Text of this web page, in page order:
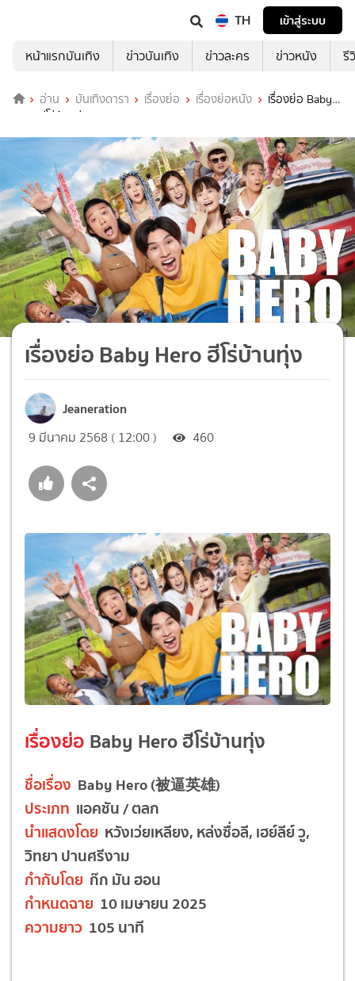
TH
เข้าสู่ระบบ
หน้าแรกบันเทิง
ข่าวบันเทิง ข่าวละคร ข่าวหนัง รี
อ่าน บันเทิงดารา เรื่องย่อ เรื่องย่อหนัง
เรื่องย่อ Baby
Hero ฮีโร่บ้านทุ่ง
เรื่องย่อ Baby Hero ฮีโร่บ้านทุ่ง
Jeaneration
9 มีนาคม 2568 ( 12:00 ) 460
เรื่องย่อ Baby Hero ฮีโร่บ้านทุ่ง
ชื่อเรื่อง Baby Hero (被逼英雄)
ประเภท แอคชัน / ตลก
นำแสดงโดย หวังเว่ยเหลียง, หล่งซื่อลี, เฮย์ลีย์ วู,
วิทยา ปานศรีงาม
กำกับโดย ก๊ก มัน ฮอน
กำหนดฉาย 10 เมษายน 2025
ความยาว 105 นาที